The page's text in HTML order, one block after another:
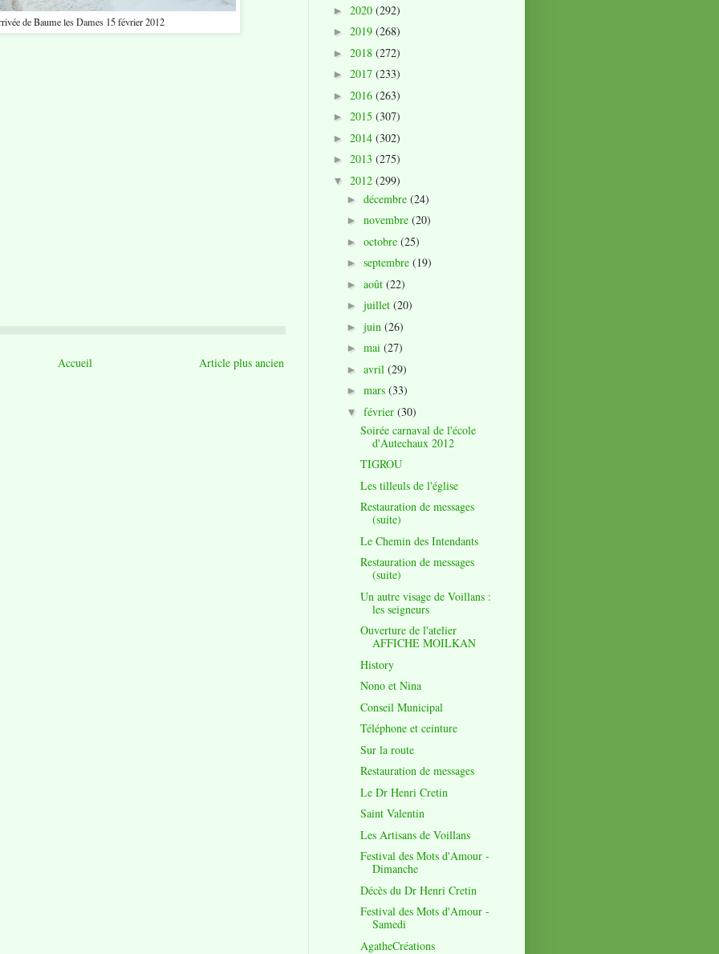
de Baume les Dames 15 février 2012
Article plus ancien
Accueil
► 2020 (292)
► 2019 (268)
► 2018 (272)
► 2017 (233)
► 2016 (263)
► 2015 (307)
► 2014 (302)
► 2013 (275)
▼ 2012 (299)
► décembre (24)
► novembre (20)
► octobre (25)
► septembre (19)
► août (22)
► juillet (20)
► juin (26)
► mai (27)
► avril (29)
► mars (33)
▼ février (30)
Soirée carnaval de l'école
d'Autechaux 2012
TIGROU
Les tilleuls de l'église
Restauration de messages
(suite)
Le Chemin des Intendants
Restauration de messages
(suite)
Un autre visage de Voillans :
les seigneurs
Ouverture de l'atelier
AFFICHE MOILKAN
History
Nono et Nina
Conseil Municipal
Téléphone et ceinture
Sur la route
Restauration de messages
Le Dr Henri Cretin
Saint Valentin
Les Artisans de Voillans
Festival des Mots d'Amour -
Dimanche
Décès du Dr Henri Cretin
Festival des Mots d'Amour -
Samedi
AgatheCréations